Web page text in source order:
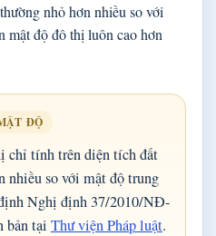
nhỏ hơn nhiều so với
mật độ đô thị luôn cao hơn
ĐỘ
chỉ tính trên diện tích đất
nhiều so với mật độ trung
Nghị định 37/2010/NĐ-
bản tại Thư viện Pháp luật.